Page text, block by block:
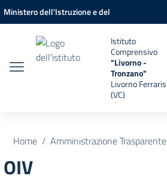
Vai ai contenuti
Vai al menu di navigazione
Vai al footer
Ministero dell'Istruzione e del
Istituto
Comprensivo
"Livorno -
Tronzano"
Livorno Ferraris
(VC)
Home Amministrazione Trasparente
OIV